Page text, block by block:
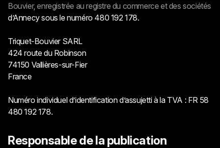
Bouvier, enregistrée au registre du commerce et des sociétés
d’Annecy sous le numéro 480 192 178.
Triquet-Bouvier SARL
424 route du Robinson
74150 Vallières-sur-Fier
France
Numéro individuel d’identification d’assujetti à la TVA : FR 58
480 192 178.
Responsable de la publication